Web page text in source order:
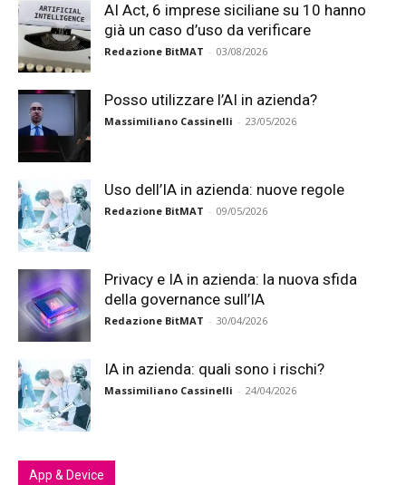
AI Act, 6 imprese siciliane su 10 hanno
già un caso d’uso da verificare
Redazione BitMAT - 03/08/2026
Posso utilizzare l’AI in azienda?
Massimiliano Cassinelli - 23/05/2026
Uso dell’IA in azienda: nuove regole
Redazione BitMAT - 09/05/2026
Privacy e IA in azienda: la nuova sfida
della governance sull’IA
Redazione BitMAT - 30/04/2026
IA in azienda: quali sono i rischi?
Massimiliano Cassinelli - 24/04/2026
App & Device